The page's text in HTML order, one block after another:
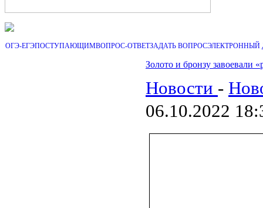
ОГЭ-ЕГЭПОСТУПАЮЩИМВОПРОС-ОТВЕТЗАДАТЬ ВОПРОСЭЛЕКТРОННЫЙ
Золото и бронзу
Новости -
06.10.2022